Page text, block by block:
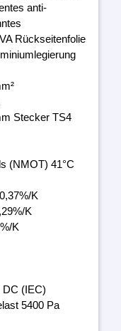
anti-
Rückseitenfolie
Stecker TS4
(NMOT) 41°C
K
K
K
DC (IEC)
5400 Pa